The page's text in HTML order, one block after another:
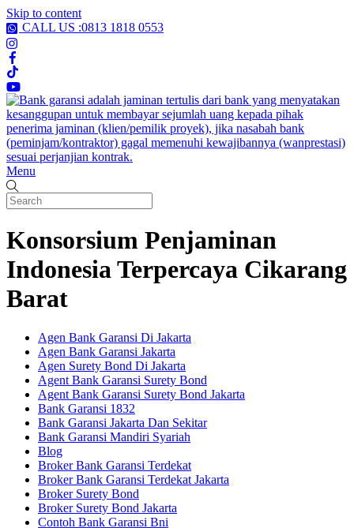
Skip to content
CALL US :0813 1818 0553
Menu
Konsorsium Penjaminan
Indonesia Terpercaya Cikarang
Barat
Agen Bank Garansi Di Jakarta
Agen Bank Garansi Jakarta
Agen Surety Bond Di Jakarta
Agent Bank Garansi Surety Bond
Agent Bank Garansi Surety Bond Jakarta
Bank Garansi 1832
Bank Garansi Jakarta Dan Sekitar
Bank Garansi Mandiri Syariah
Blog
Broker Bank Garansi Terdekat
Broker Bank Garansi Terdekat Jakarta
Broker Surety Bond
Broker Surety Bond Jakarta
Contoh Bank Garansi Bni